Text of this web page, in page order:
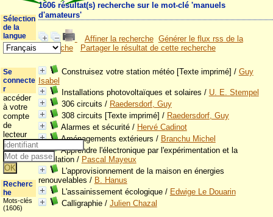
1606 résultat(s) recherche sur le mot-clé 'manuels
d'amateurs'
Affiner la recherche Générer le flux rss de la
recherche
Partager le résultat de cette recherche
Construisez votre station météo [Texte imprimé] / Guy
Isabel
Installations photovoltaïques et solaires / U. E. Stempel
306 circuits / Raedersdorf, Guy
308 circuits [Texte imprimé] / Raedersdorf, Guy
Alarmes et sécurité/ Hervé Cadinot
Aménagements extérieurs / Branchu Michel
Apprendre l'électronique par l'expérimentation et la
simulation/ Pascal Mayeux
L'approvisionnement de la maison en énergies
renouvelables / B. Hanus
L'assainissement écologique/ Edwige Le Douarin
Calligraphie/ Julien Chazal
Sélection
de la
langue
Se
connecte
r
accéder
à votre
compte
de
lecteur
Recherc
he
Mots-clés
(1606)